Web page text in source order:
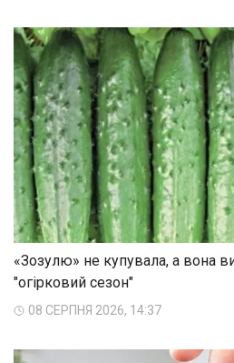
«Зозулю» не купувала, а вона
"огірковий сезон"
08 СЕРПНЯ 2026, 14:37